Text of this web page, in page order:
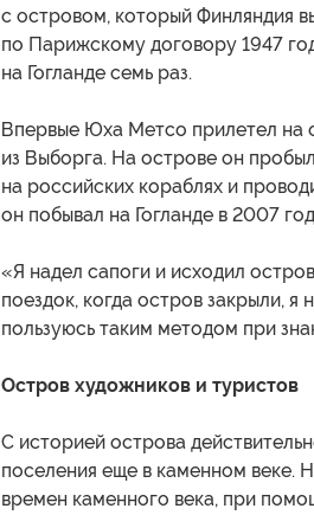
с островом, который Финляндия
по Парижскому договору 1947
на Гогланде семь раз.
Впервые Юха Метсо прилетел на
из Выборга. На острове он
на российских кораблях и
он побывал на Гогланде в 2007
«Я надел сапоги и исходил
поездок, когда остров закрыли, я
пользуюсь таким методом при
Остров художников и туристов
С историей острова
поселения еще в каменном веке.
времен каменного века, при